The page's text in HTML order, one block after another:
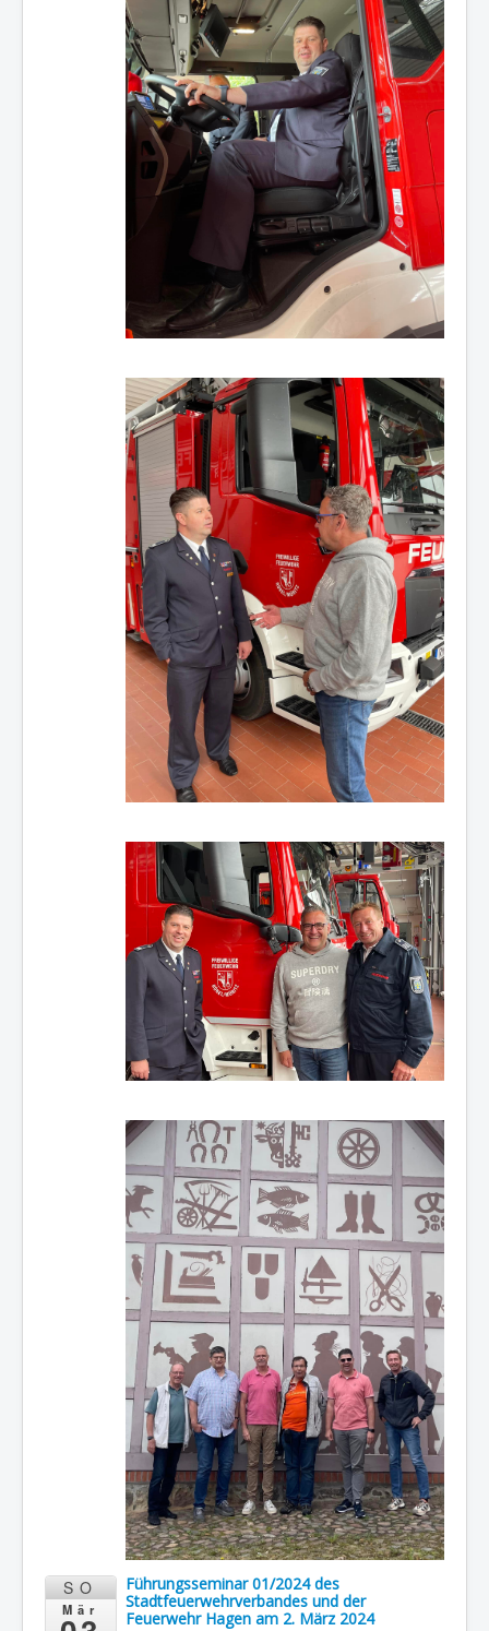
SO
Mär
Führungsseminar 01/2024 des
Stadtfeuerwehrverbandes und der
Feuerwehr Hagen am 2. März 2024